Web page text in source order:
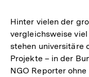
Hinter vielen der
vergleichsweise
stehen universitäre
Projekte – in der
NGO Reporter